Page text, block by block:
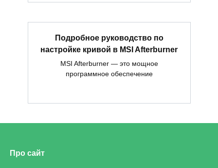
Подробное руководство по
настройке кривой в MSI Afterburner
MSI Afterburner — это мощное
программное обеспечение
Про сайт